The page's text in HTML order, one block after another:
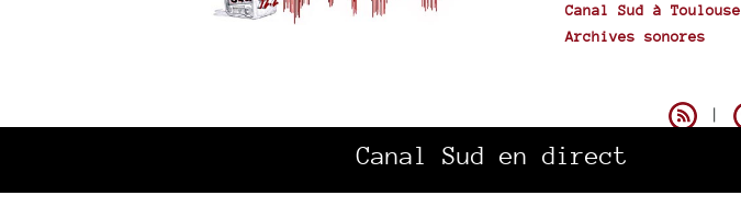
Canal Sud à Toulouse
Archives sonores
|
Canal Sud en direct